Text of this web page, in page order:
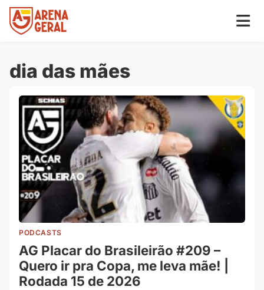
dia das mães
PODCASTS
AG Placar do Brasileirão #209 –
Quero ir pra Copa, me leva mãe! |
Rodada 15 de 2026